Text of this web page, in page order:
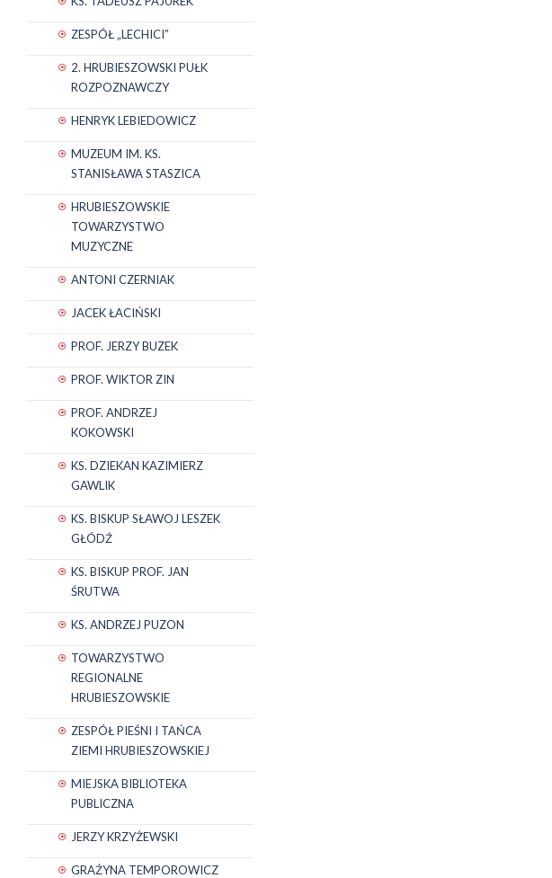
ZESPÓŁ „LECHICI”
2. HRUBIESZOWSKI PUŁK
ROZPOZNAWCZY
HENRYK LEBIEDOWICZ
MUZEUM IM. KS.
STANISŁAWA STASZICA
HRUBIESZOWSKIE
TOWARZYSTWO
MUZYCZNE
ANTONI CZERNIAK
JACEK ŁACIŃSKI
PROF. JERZY BUZEK
PROF. WIKTOR ZIN
PROF. ANDRZEJ
KOKOWSKI
KS. DZIEKAN KAZIMIERZ
GAWLIK
KS. BISKUP SŁAWOJ LESZEK
GŁÓDŹ
KS. BISKUP PROF. JAN
ŚRUTWA
KS. ANDRZEJ PUZON
TOWARZYSTWO
REGIONALNE
HRUBIESZOWSKIE
ZESPÓŁ PIEŚNI I TAŃCA
ZIEMI HRUBIESZOWSKIEJ
MIEJSKA BIBLIOTEKA
PUBLICZNA
JERZY KRZYŻEWSKI
GRAŻYNA TEMPOROWICZ